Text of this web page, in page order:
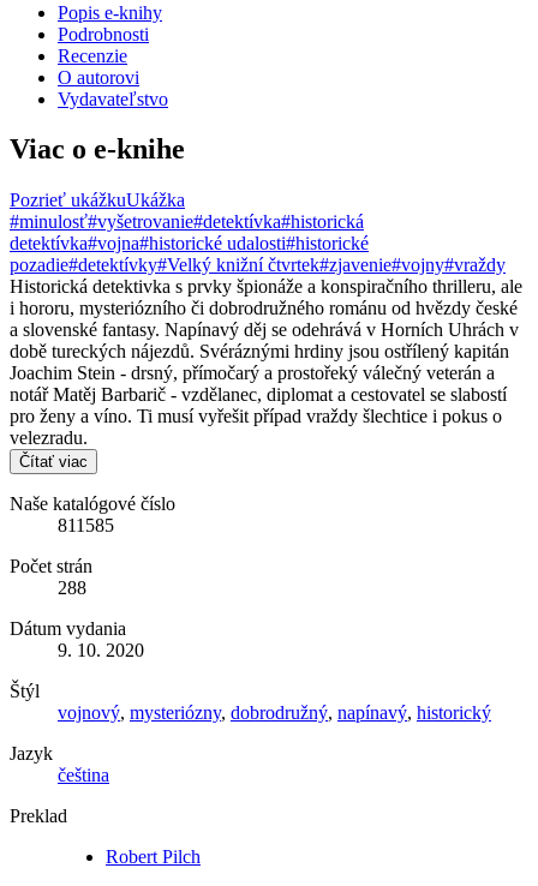
Popis e-knihy
Podrobnosti
Recenzie
O autorovi
Vydavateľstvo
Viac o e-knihe
Pozrieť ukážkuUkážka
#minulosť#vyšetrovanie#detektívka#historická
detektívka#vojna#historické udalosti#historické
pozadie#detektívky#Velký knižní čtvrtek#zjavenie#vojny#vraždy
Historická detektivka s prvky špionáže a konspiračního thrilleru, ale
i hororu, mysteriózního či dobrodružného románu od hvězdy české
a slovenské fantasy. Napínavý děj se odehrává v Horních Uhrách v
době tureckých nájezdů. Svéráznými hrdiny jsou ostřílený kapitán
Joachim Stein - drsný, přímočarý a prostořeký válečný veterán a
notář Matěj Barbarič - vzdělanec, diplomat a cestovatel se slabostí
pro ženy a víno. Ti musí vyřešit případ vraždy šlechtice i pokus o
velezradu.
Čítať viac
Naše katalógové číslo
811585
Počet strán
288
Dátum vydania
9. 10. 2020
Štýl
vojnový, mysteriózny, dobrodružný, napínavý, historický
Jazyk
čeština
Preklad
Robert Pilch